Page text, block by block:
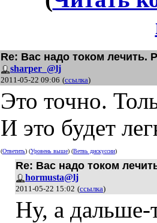
Re: Вас надо током лечить.
sharper_@lj
2011-05-22 09:06 (ссылка)
Это точно.
И это будет
(Ответить) (Уровень выше) (Ветвь дискуссии)
Re: Вас надо током
hormusta@lj
2011-05-22 15:02 (ссылка)
Ну, а дальше-